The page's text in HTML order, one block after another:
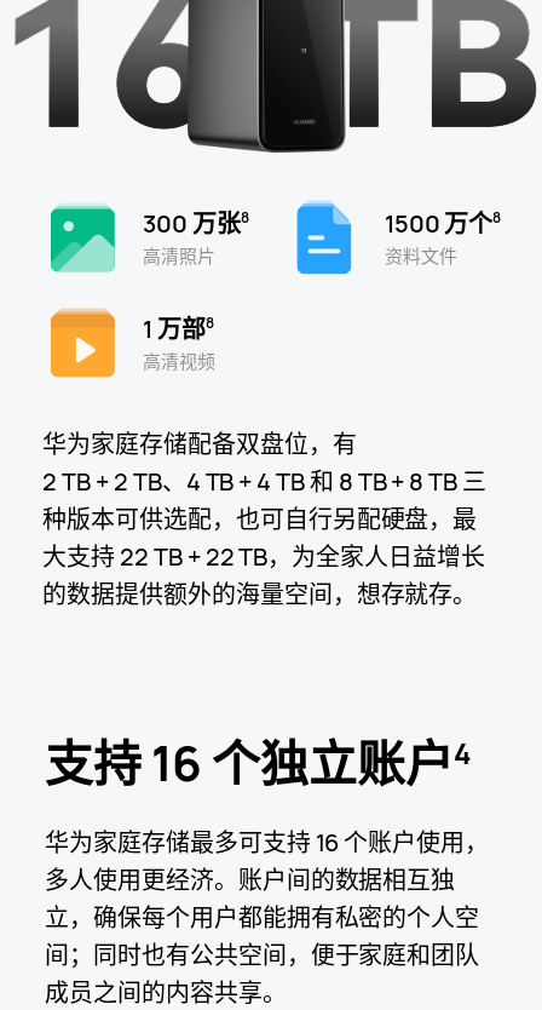
300 万张8
高清照片
1500 万个8
资料文件
1 万部8
高清视频
华为家庭存储配备双盘位，有
2 TB + 2 TB、 4 TB + 4 TB和 8 TB + 8 TB三
种版本可供选配，也可自行另配硬盘， 最
大支持22 TB + 22 TB， 为全家人日益增长
的数据提供额外的海量空间，想存就⁠存。
支持 16 个独立账户4
华为家庭存储最多可支持 16 个账户使用，
多人使用更经济。账户间的数据相互独
立，确保每个用户都能拥有私密的个人空
间；同时也有公共空间，便于家庭和团队
成员之间的内容共享。